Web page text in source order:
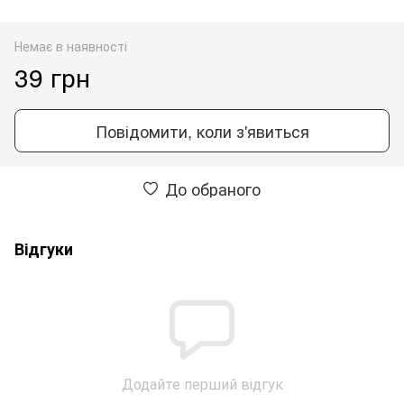
Немає в наявності
39 грн
Повідомити, коли з'явиться
До обраного
Відгуки
Додайте перший відгук